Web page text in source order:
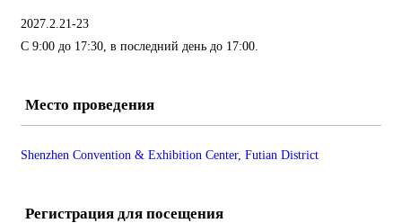
2027.2.21-23
С 9:00 до 17:30, в последний день до 17:00.
Место проведения
Shenzhen Convention & Exhibition Center, Futian District
Регистрация для посещения